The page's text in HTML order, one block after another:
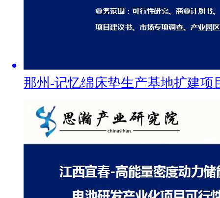
那州-记忆绵床垫生产基地扩建项